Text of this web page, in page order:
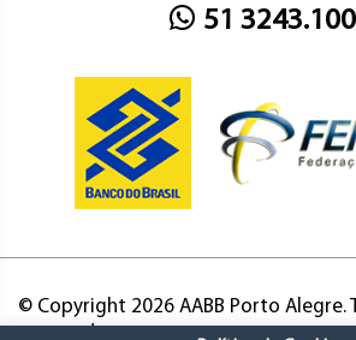
51
© Copyright 2026 AABB Porto Alegre.